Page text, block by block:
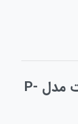
بالانس دیجیتالی پارسیان صنعت مدل P-